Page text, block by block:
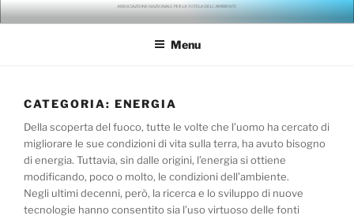
Salta
al
ANTA – ASSOCIAZIONE
NAZIONALE PER LA TUTELA
Menu
CATEGORIA: ENERGIA
Della scoperta del fuoco, tutte le volte che l’uomo ha cercato di
migliorare le sue condizioni di vita sulla terra, ha avuto bisogno
di energia. Tuttavia, sin dalle origini, l’energia si ottiene
modificando, poco o molto, le condizioni dell’ambiente.
Negli ultimi decenni, però, la ricerca e lo sviluppo di nuove
tecnologie hanno consentito sia l’uso virtuoso delle fonti